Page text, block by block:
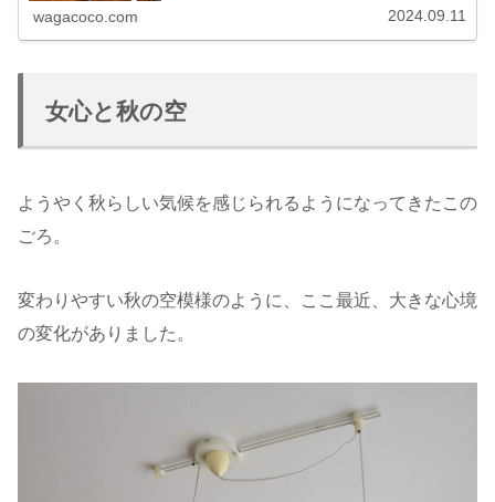
wagacoco.com 2024.09.11
女心と秋の空
ようやく秋らしい気候を感じられるようになってきたこの
ごろ。
変わりやすい秋の空模様のように、ここ最近、大きな心境
の変化がありました。